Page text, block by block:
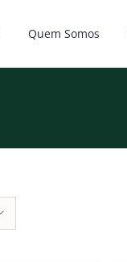
Quem Somos